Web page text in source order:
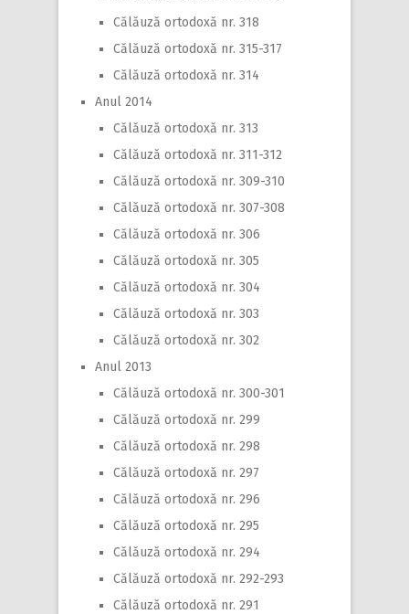
Călăuză ortodoxă nr. 318
Călăuză ortodoxă nr. 315-317
Călăuză ortodoxă nr. 314
Anul 2014
Călăuză ortodoxă nr. 313
Călăuză ortodoxă nr. 311-312
Călăuză ortodoxă nr. 309-310
Călăuză ortodoxă nr. 307-308
Călăuză ortodoxă nr. 306
Călăuză ortodoxă nr. 305
Călăuză ortodoxă nr. 304
Călăuză ortodoxă nr. 303
Călăuză ortodoxă nr. 302
Anul 2013
Călăuză ortodoxă nr. 300-301
Călăuză ortodoxă nr. 299
Călăuză ortodoxă nr. 298
Călăuză ortodoxă nr. 297
Călăuză ortodoxă nr. 296
Călăuză ortodoxă nr. 295
Călăuză ortodoxă nr. 294
Călăuză ortodoxă nr. 292-293
Călăuză ortodoxă nr. 291